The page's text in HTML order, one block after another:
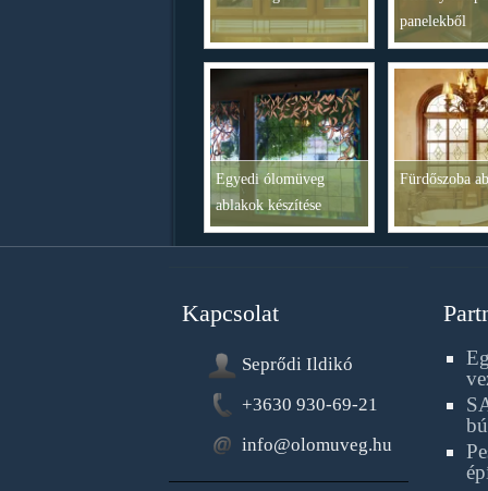
panelekből
Egyedi ólomüveg
ablakok készítése
Fürdőszoba
Kapcsolat
Seprődi Ildikó
+3630 930-69-21
info@olomuveg.hu